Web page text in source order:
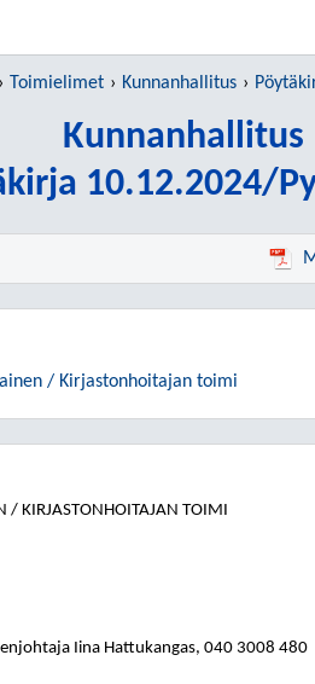
Toimielimet Kunnanhallitus
Kunnanhallitus
10.12.2024/
/ Kirjastonhoitajan toimi
/ KIRJASTONHOITAJAN TOIMI
Iina Hattukangas, 040 3008 480